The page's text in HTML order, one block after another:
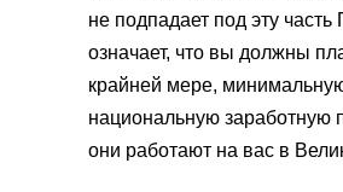
не подпадает под эту
означает, что вы должны
крайней мере,
национальную заработную
они работают на вас в